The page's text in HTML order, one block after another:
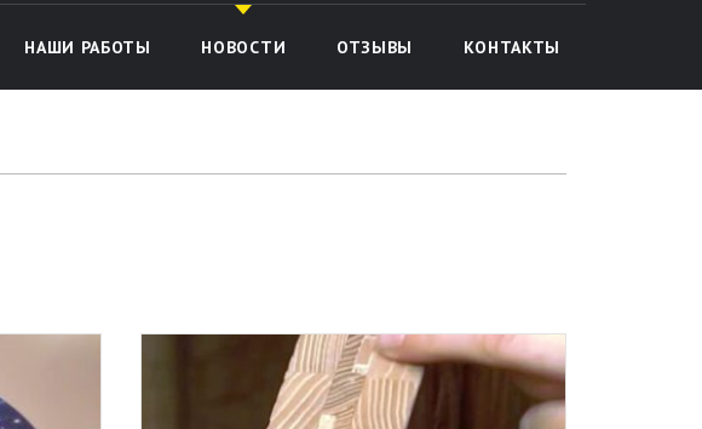
НАШИ РАБОТЫ НОВОСТИ ОТЗЫВЫ КОНТАКТЫ